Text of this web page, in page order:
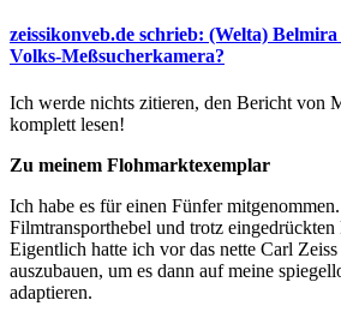
zeissikonveb.de schrieb: (Welta)
Volks-Meßsucherkamera?
Ich werde nichts zitieren, den Bericht von
komplett lesen!
Zu meinem Flohmarktexemplar
Ich habe es für einen Fünfer
Filmtransporthebel und trotz
Eigentlich hatte ich vor das nette Carl Zeiss
auszubauen, um es dann auf meine
adaptieren.